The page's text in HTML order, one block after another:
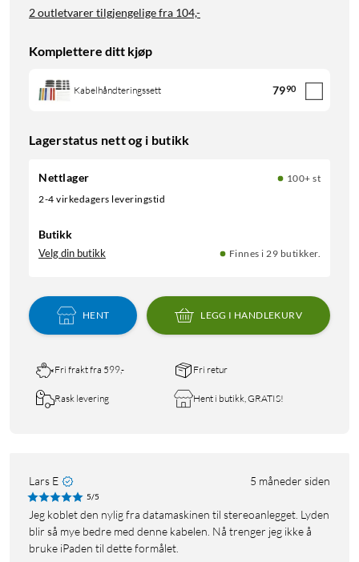
2 outletvarer tilgjengelige fra 104,-
Komplettere ditt kjøp
Kabelhåndteringssett 7990
Lagerstatus nett og i butikk
Nettlager
100+ st
2-4 virkedagers leveringstid
Butikk
Velg din butikk Finnes i 29 butikker.
HENT LEGG I HANDLEKURV
Fri frakt fra 599,- Fri retur
Rask levering Hent i butikk, GRATIS!
Lars E 5 måneder siden
5/5
Jeg koblet den nylig fra datamaskinen til stereoanlegget. Lyden
blir så mye bedre med denne kabelen. Nå trenger jeg ikke å
bruke iPaden til dette formålet.